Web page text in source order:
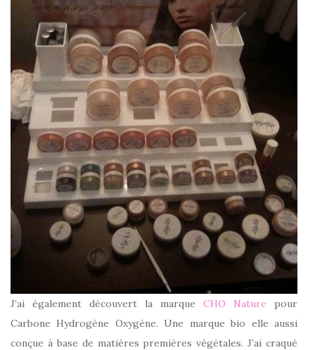
J’ai également découvert la marque CHO Nature pour
Carbone Hydrogène Oxygène. Une marque bio elle aussi
conçue à base de matières premières végétales. J’ai craqué